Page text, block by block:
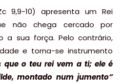
9,9-10) apresenta um Rei
não chega cercado por
a sua força. Pelo contrário,
e torna-se instrumento
que o teu rei vem a ti; ele é
montado num jumento”